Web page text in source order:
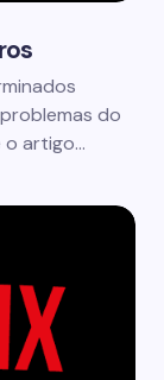
do
o artigo…